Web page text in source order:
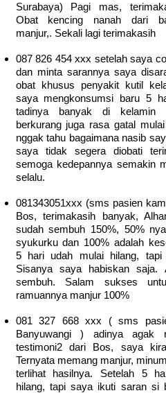
Surabaya) Pagi mas,
Obat kencing nanah dari
manjur,. Sekali lagi terimakasih
087 826 454 xxx setelah saya
dan minta sarannya saya
obat khusus penyakit kutil
saya mengkonsumsi baru 5
tadinya banyak di kelamin
berkurang juga rasa gatal
nggak tahu bagaimana nasib
saya tidak segera diobati
semoga kedepannya semakin
selalu.
081343051xxx (sms pasien
Bos, terimakasih banyak,
sudah sembuh 150%, 50%
syukurku dan 100% adalah
5 hari udah mulai hilang, tapi
Sisanya saya habiskan saja.
sembuh. Salam sukses
ramuannya manjur 100%
081 327 668 xxx ( sms
Banyuwangi ) adinya agak
testimoni2 dari Bos, saya
Ternyata memang manjur,
terlihat hasilnya. Setelah 5
hilang, tapi saya ikuti saran si